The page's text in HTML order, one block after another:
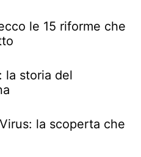
le 15 riforme che
la storia del
la scoperta che